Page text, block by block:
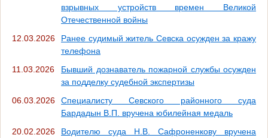
взрывных устройств времен Великой
Отечественной войны
12.03.2026
Ранее судимый житель Севска осужден за кражу
телефона
11.03.2026
Бывший дознаватель пожарной службы осужден
за подделку судебной экспертизы
06.03.2026
Специалисту Севского районного суда
Бардадын В.П. вручена юбилейная медаль
20.02.2026
Водителю суда Н.В. Сафроненкову вручена